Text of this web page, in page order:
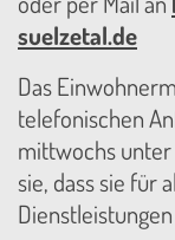
suelzetal.de
Das
telefonischen
mittwochs
sie, dass sie für